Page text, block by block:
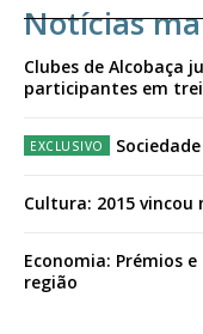
Notícias
Clubes de Alcobaça
participantes em
Cultura: 2015 vincou
Economia: Prémios
região